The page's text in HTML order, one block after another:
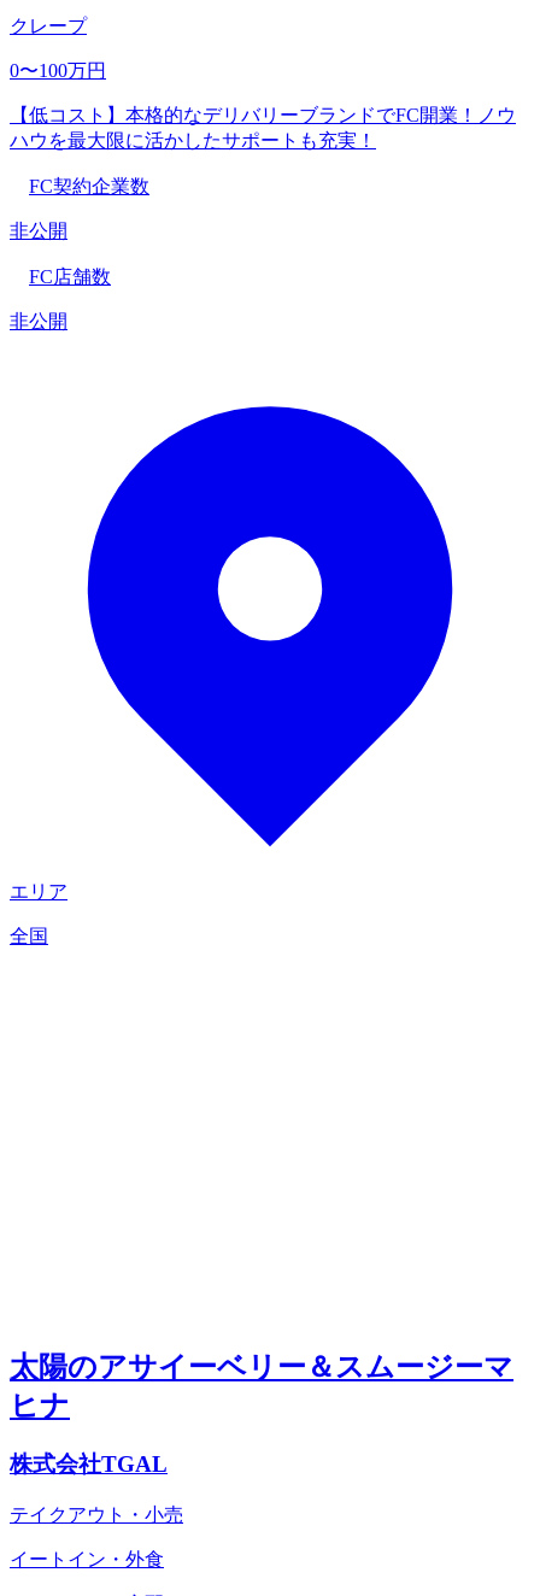
クレープ
0〜100万円
【低コスト】本格的なデリバリーブランドでFC開業！ノウ
ハウを最大限に活かしたサポートも充実！
FC契約企業数
非公開
FC店舗数
非公開
エリア
全国
太陽のアサイーベリー＆スムージーマ
ヒナ
株式会社TGAL
テイクアウト・小売
イートイン・外食